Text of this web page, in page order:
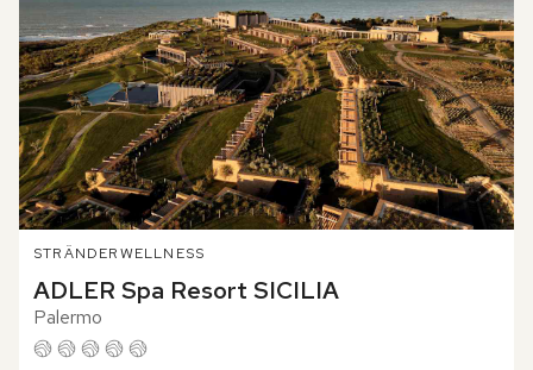
STRÄNDERWELLNESS
ADLER Spa Resort SICILIA
Palermo